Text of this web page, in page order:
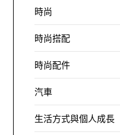
時尚
時尚搭配
時尚配件
汽車
生活方式與個人成長